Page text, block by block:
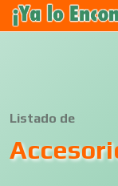
Listado de